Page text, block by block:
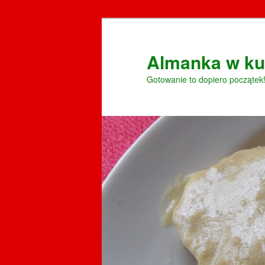
Almanka w
Gotowanie to dopiero początek!